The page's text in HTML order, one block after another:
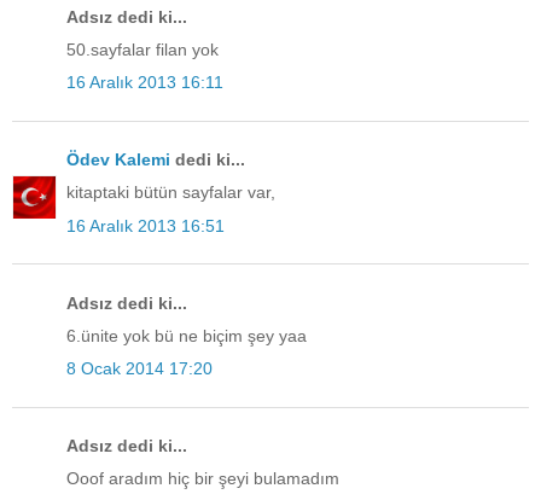
Adsız dedi ki...
50.sayfalar filan yok
16 Aralık 2013 16:11
Ödev Kalemi dedi ki...
kitaptaki bütün sayfalar var,
16 Aralık 2013 16:51
Adsız dedi ki...
6.ünite yok bü ne biçim şey yaa
8 Ocak 2014 17:20
Adsız dedi ki...
Ooof aradım hiç bir şeyi bulamadım